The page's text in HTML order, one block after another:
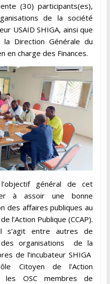
(30) participants(es),
de la société
USAID SHIGA, ainsi que
Direction Générale du
en charge des Finances.
général de cet
à assoir une bonne
des affaires publiques au
l’Action Publique (CCAP).
s’agit entre autres de
organisations de la
de l’incubateur SHIGA
Citoyen de l’Action
les OSC membres de